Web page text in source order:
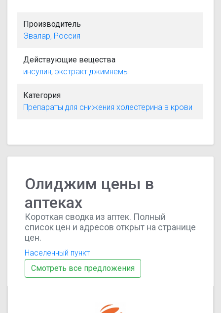
на уровень сахара в крови. Листья джимнемы
благодаря джимнемовым кислотам замедляют
поэтому он не попадает в кровь и безопасно
выводится из организма; кроме того
поджелудочной железы и здоровую выработку
инсулина.
Производитель
Эвалар, Россия
Действующие вещества
инсулин, экстракт джимнемы
Категория
Препараты для снижения холестерина в крови
Олиджим цены в
аптеках
Короткая сводка из аптек. Полный
список цен и адресов открыт на странице
цен.
Населенный пункт
Смотреть все предложения